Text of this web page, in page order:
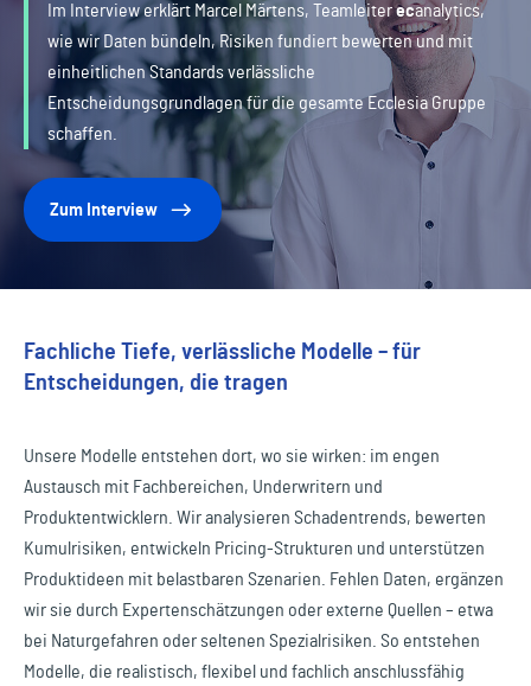
Im Interview erklärt Marcel Märtens, Teamleiterecanalytics,
wie wir Daten bündeln, Risiken fundiert bewerten und mit
einheitlichen Standards verlässliche
Entscheidungsgrundlagen für die gesamte Ecclesia Gruppe
schaffen.
Zum Interview
Fachliche Tiefe, verlässliche Modelle – für
Entscheidungen, die tragen
Unsere Modelle entstehen dort, wo sie wirken: im engen
Austausch mit Fachbereichen, Underwritern und
Produktentwicklern. Wir analysieren Schadentrends, bewerten
Kumulrisiken, entwickeln Pricing-Strukturen und unterstützen
Produktideen mit belastbaren Szenarien. Fehlen Daten, ergänzen
wir sie durch Expertenschätzungen oder externe Quellen – etwa
bei Naturgefahren oder seltenen Spezialrisiken. So entstehen
Modelle, die realistisch, flexibel und fachlich anschlussfähig